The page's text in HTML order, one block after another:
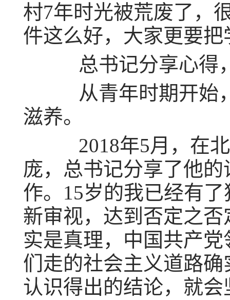
村7年时光被荒废了，
件这么好，大家更要
总书记分享心得
从青年时期开始，
滋养。
2018年5月，在北
庞，总书记分享了他
作。15岁的我已经有
新审视，达到否定之
实是真理，中国共产
们走的社会主义道路
认识得出的结论，就会